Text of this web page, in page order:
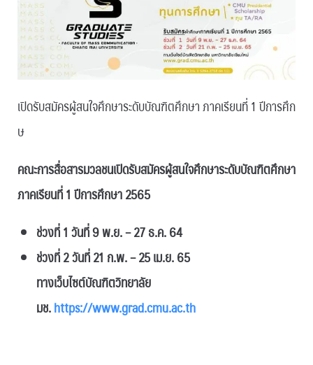
เปิดรับสมัครผู้สนใจศึกษาระดับบัณฑิตศึกษา ภาคเรียนที่ 1 ปีการศึก
ษ
คณะการสื่อสารมวลชนเปิดรับสมัครผู้สนใจศึกษาระดับบัณฑิตศึกษา
ภาคเรียนที่ 1 ปีการศึกษา 2565
ช่วงที่ 1 วันที่ 9 พ.ย. – 27 ธ.ค. 64
ช่วงที่ 2 วันที่ 21 ก.พ. – 25 เม.ย. 65
ทางเว็บไซต์บัณฑิตวิทยาลัย
มช.https://www.grad.cmu.ac.th